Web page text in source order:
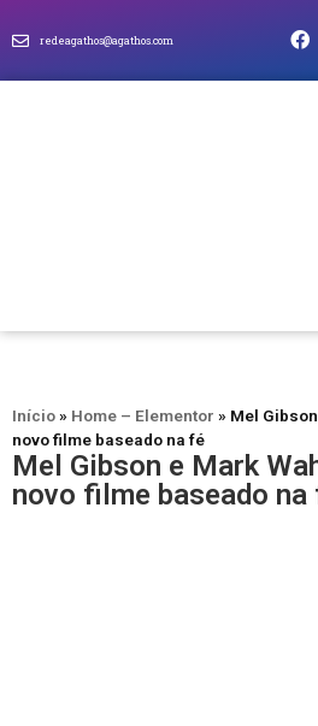
redeagathos@agathos.com
Início» Home – Elementor » Mel
novo filme baseado na fé
Mel Gibson e Mark
novo filme baseado na